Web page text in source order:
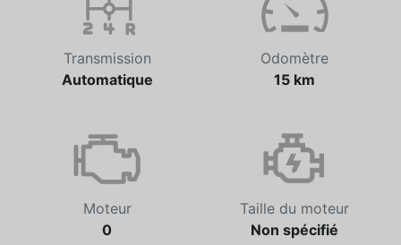
Transmission
Automatique
Odomètre
15 km
Moteur
0
Taille du moteur
Non spécifié